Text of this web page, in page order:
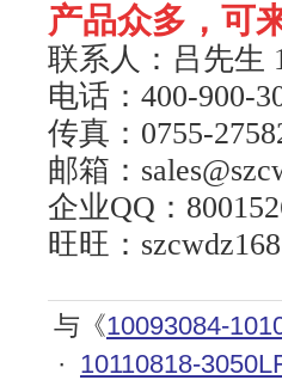
产品众多，可
联系人：吕先生
电话： 400-900-
传真： 0755-
邮箱：
企业QQ ：
旺旺：
与《10093084-
· 10110818-